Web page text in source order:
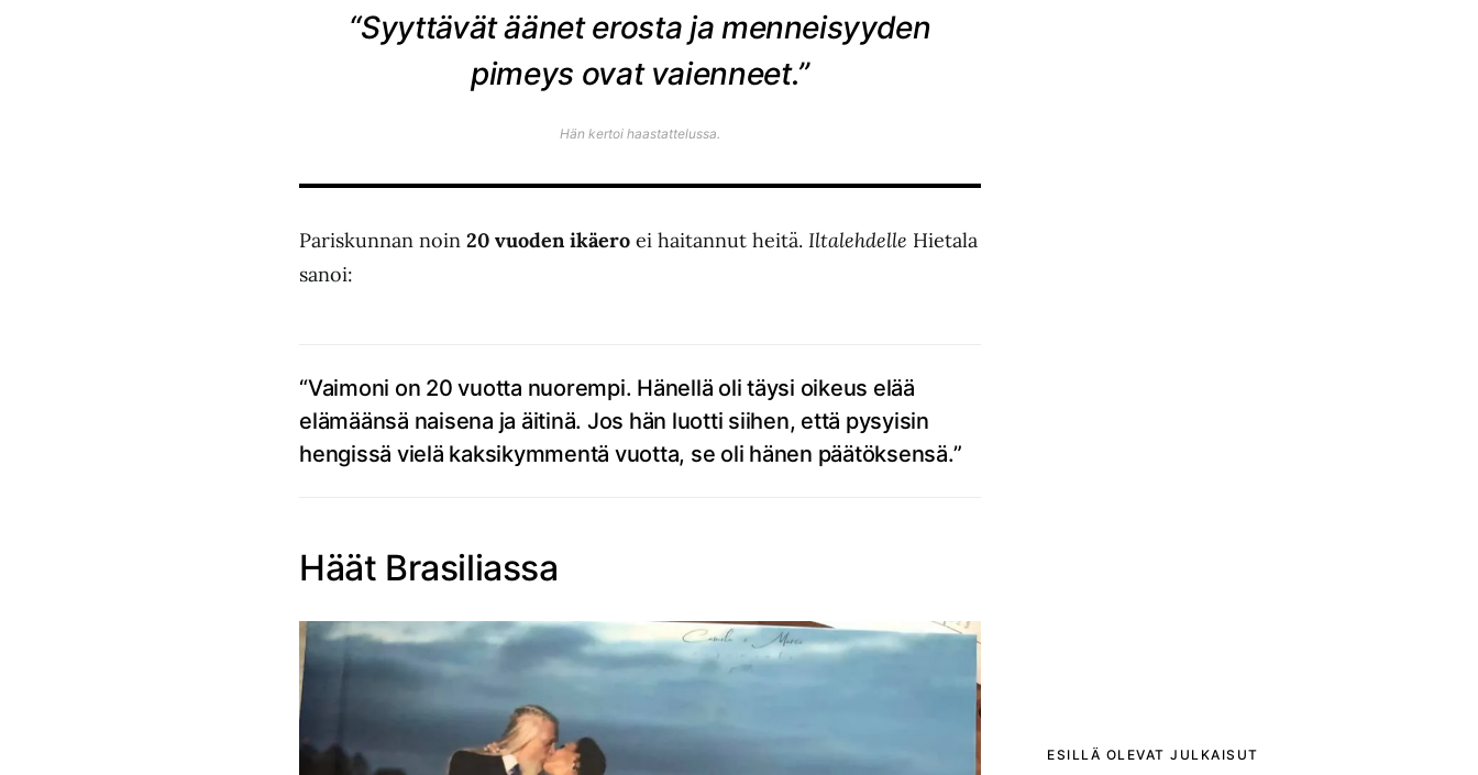
“Syyttävät äänet erosta ja menneisyyden
pimeys ovat vaienneet.”
Hän kertoi haastattelussa.
Pariskunnan noin 20 vuoden ikäero ei haitannut heitä. Iltalehdelle Hietala
sanoi:
“Vaimoni on 20 vuotta nuorempi. Hänellä oli täysi oikeus elää
elämäänsä naisena ja äitinä. Jos hän luotti siihen, että pysyisin
hengissä vielä kaksikymmentä vuotta, se oli hänen päätöksensä.”
Häät Brasiliassa
ESILLÄ OLEVAT JULKAISUT